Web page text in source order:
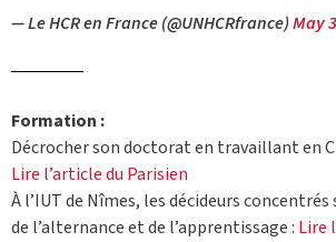
— Le HCR en France (@UNHCRfrance)May
Formation :
Décrocher son doctorat en travaillant en
Lire l’article du Parisien
À l’IUT de Nîmes, les décideurs
de l’alternance et de l’apprentissage : Lire